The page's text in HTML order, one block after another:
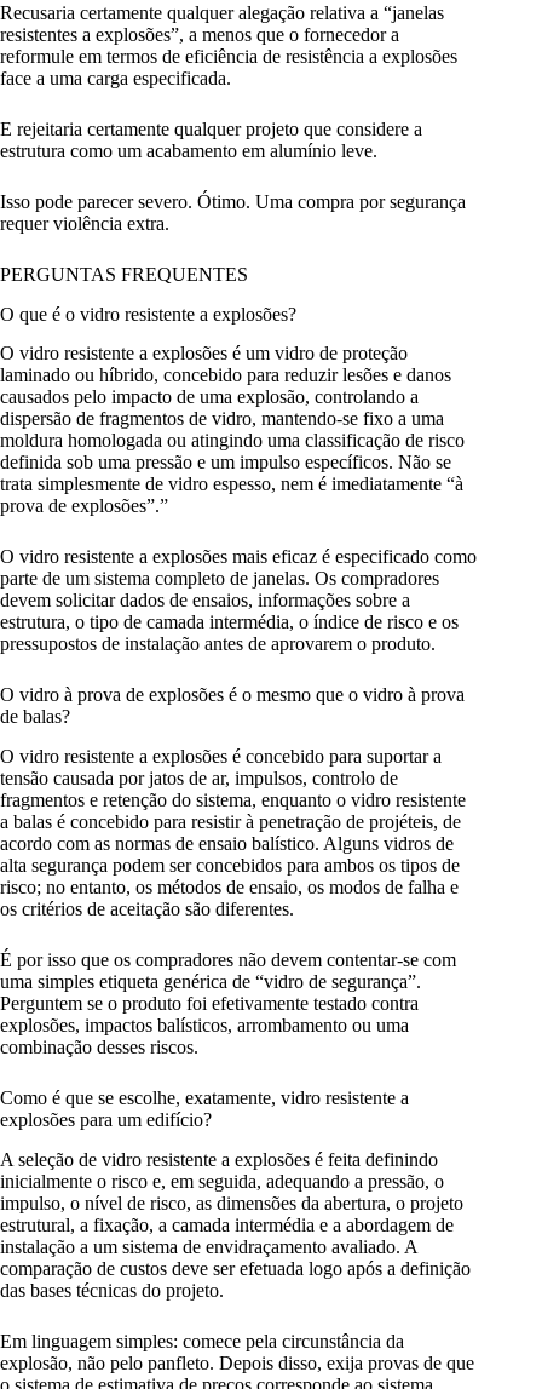
Recusaria certamente qualquer alegação relativa a “janelas
resistentes a explosões”, a menos que o fornecedor a
reformule em termos de eficiência de resistência a explosões
face a uma carga especificada.
E rejeitaria certamente qualquer projeto que considere a
estrutura como um acabamento em alumínio leve.
Isso pode parecer severo. Ótimo. Uma compra por segurança
requer violência extra.
PERGUNTAS FREQUENTES
O que é o vidro resistente a explosões?
O vidro resistente a explosões é um vidro de proteção
laminado ou híbrido, concebido para reduzir lesões e danos
causados pelo impacto de uma explosão, controlando a
dispersão de fragmentos de vidro, mantendo-se fixo a uma
moldura homologada ou atingindo uma classificação de risco
definida sob uma pressão e um impulso específicos. Não se
trata simplesmente de vidro espesso, nem é imediatamente “à
prova de explosões”.”
O vidro resistente a explosões mais eficaz é especificado como
parte de um sistema completo de janelas. Os compradores
devem solicitar dados de ensaios, informações sobre a
estrutura, o tipo de camada intermédia, o índice de risco e os
pressupostos de instalação antes de aprovarem o produto.
O vidro à prova de explosões é o mesmo que o vidro à prova
de balas?
O vidro resistente a explosões é concebido para suportar a
tensão causada por jatos de ar, impulsos, controlo de
fragmentos e retenção do sistema, enquanto o vidro resistente
a balas é concebido para resistir à penetração de projéteis, de
acordo com as normas de ensaio balístico. Alguns vidros de
alta segurança podem ser concebidos para ambos os tipos de
risco; no entanto, os métodos de ensaio, os modos de falha e
os critérios de aceitação são diferentes.
É por isso que os compradores não devem contentar-se com
uma simples etiqueta genérica de “vidro de segurança”.
Perguntem se o produto foi efetivamente testado contra
explosões, impactos balísticos, arrombamento ou uma
combinação desses riscos.
Como é que se escolhe, exatamente, vidro resistente a
explosões para um edifício?
A seleção de vidro resistente a explosões é feita definindo
inicialmente o risco e, em seguida, adequando a pressão, o
impulso, o nível de risco, as dimensões da abertura, o projeto
estrutural, a fixação, a camada intermédia e a abordagem de
instalação a um sistema de envidraçamento avaliado. A
comparação de custos deve ser efetuada logo após a definição
das bases técnicas do projeto.
Em linguagem simples: comece pela circunstância da
explosão, não pelo panfleto. Depois disso, exija provas de que
o sistema de estimativa de preços corresponde ao sistema